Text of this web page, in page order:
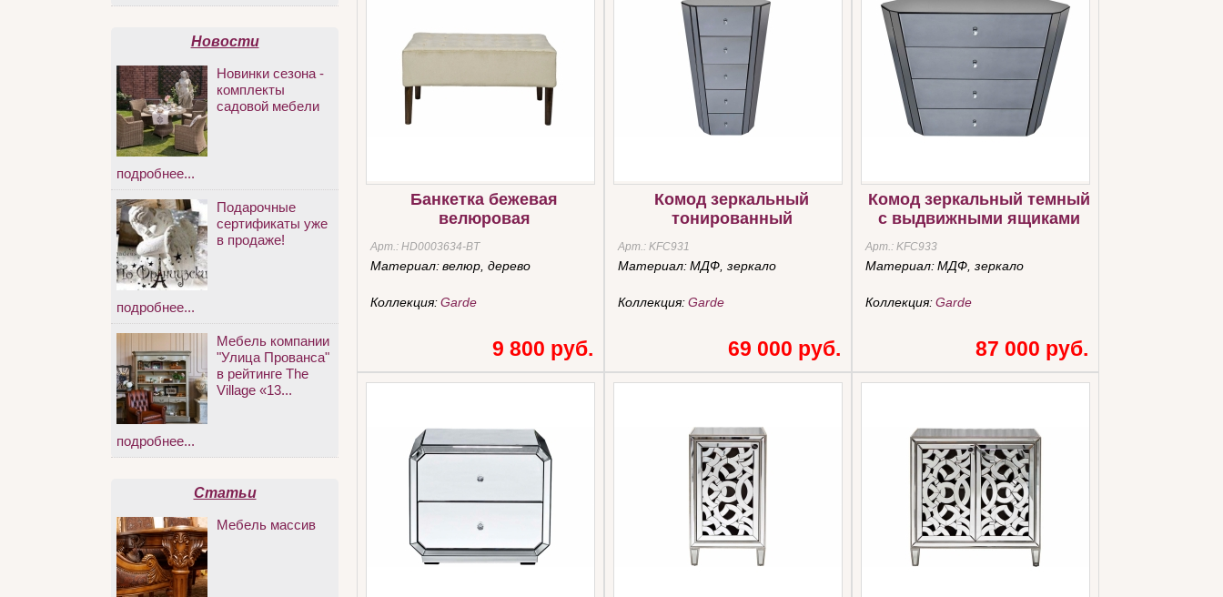
Банкетка бежевая
велюровая
Арт.: HD0003634-BT
Материал:велюр, дерево
Коллекция:Garde
9 800 руб.
Комод зеркальный
тонированный
Арт.: KFC931
Материал:МДФ, зеркало
Коллекция:Garde
69 000 руб.
Комод зеркальный темный
с выдвижными ящиками
Арт.: KFC933
Материал:МДФ, зеркало
Коллекция:Garde
87 000 руб.
Новости
Новинки сезона -
комплекты
садовой мебели
подробнее...
Подарочные
сертификаты уже
в продаже!
подробнее...
Мебель компании
"Улица Прованса"
в рейтинге The
Village «13...
подробнее...
Статьи
Мебель массив